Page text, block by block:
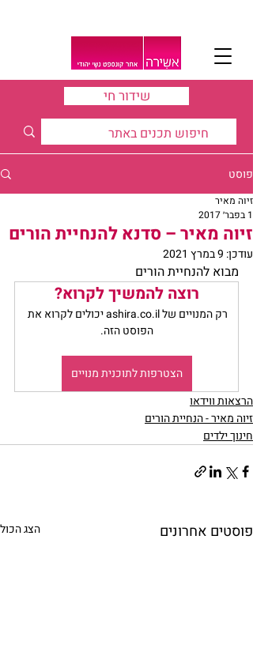
שידור חי
פוסט
זיוה מאיר – סדנא להנחיית הורים
זיוה מאיר
1 בפבר׳ 2017
עודכן: 9 במרץ 2021
מבוא להנחיית הורים
רוצה להמשיך לקרוא?
רק המנויים של ashira.co.il יכולים לקרוא את
הפוסט הזה.
הצטרפות לתוכנית מנויים
הרצאות ווידאו
זיוה מאיר - הנחיית הורים
חינוך ילדים
פוסטים אחרונים הצג הכול